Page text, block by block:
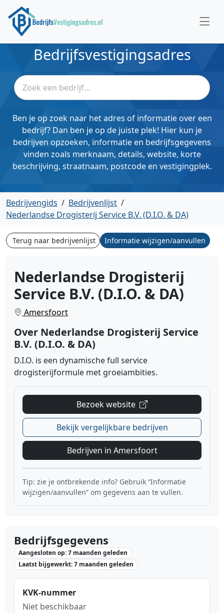
Bedrijfsvestigingsadres
Ben je op zoek naar het adres of informatie over een
bedrijf? Dan ben je op de juiste plek! Hier kun je
bedrijven opzoeken, informatie en bedrijfsgegevens
vinden zoals merknaam, details, website, korte
beschrijving, straatnaam, postcode en vestigingplek.
Bedrijvengids / Bedrijvenlijst /
Nederlandse Drogisterij Service B.V. (D.I.O. & DA)
Terug naar bedrijvenlijst Informatie wijzigen/aanvullen
Nederlandse Drogisterij
Service B.V. (D.I.O. & DA)
Amersfoort
Over Nederlandse Drogisterij Service
B.V. (D.I.O. & DA)
D.I.O. is een dynamische full service
drogisterijformule met groeiambities.
Bezoek website
Bekijk vergelijkbare bedrijven
Bedrijven in Amersfoort
Tip: zie je ontbrekende info? Gebruik “Informatie
wijzigen/aanvullen” om gegevens aan te vullen.
Bedrijfsgegevens
Aangesloten op: 7 maanden geleden
Laatst bijgewerkt: 7 maanden geleden
KVK-nummer
Niet beschikbaar